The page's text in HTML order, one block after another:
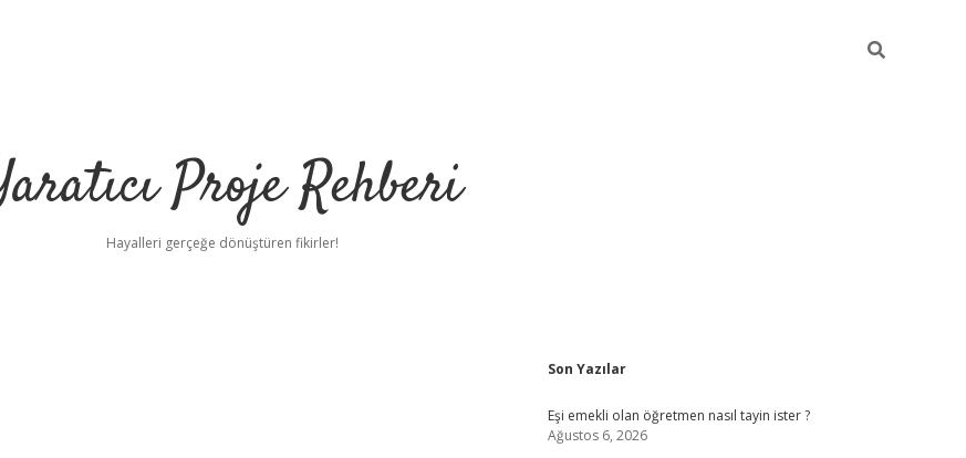
Proje Rehberi
Hayalleri gerçeğe dönüştüren fikirler!
Sidebar
Son Yazılar
Eşi emekli olan öğretmen nasıl tayin ister ?
Ağustos 6, 2026